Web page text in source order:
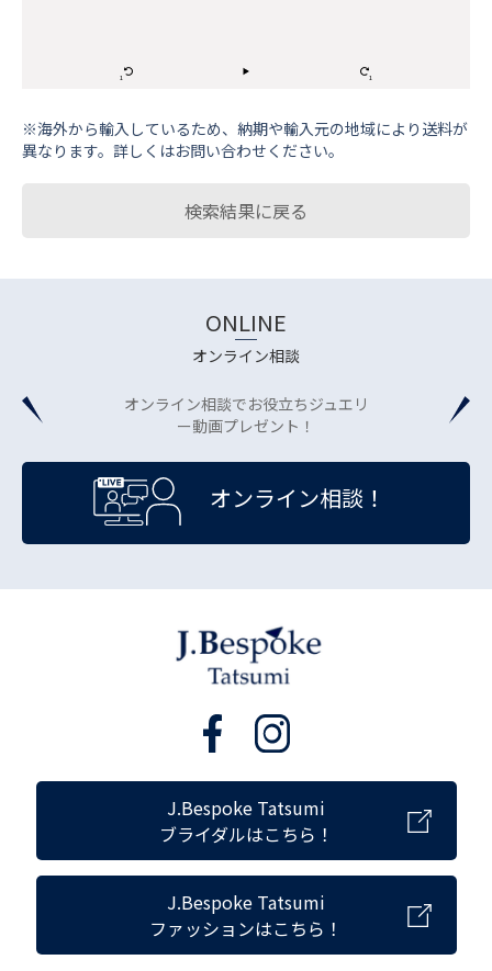
※海外から輸⼊しているため、納期や輸⼊元の地域により送料が
異なります。詳しくはお問い合わせください。
検索結果に戻る
ONLINE
オンライン相談
オンライン相談でお役立ちジュエリ
ー動画プレゼント！
オンライン相談！
J.Bespoke Tatsumi
ブライダルはこちら！
J.Bespoke Tatsumi
ファッションはこちら！